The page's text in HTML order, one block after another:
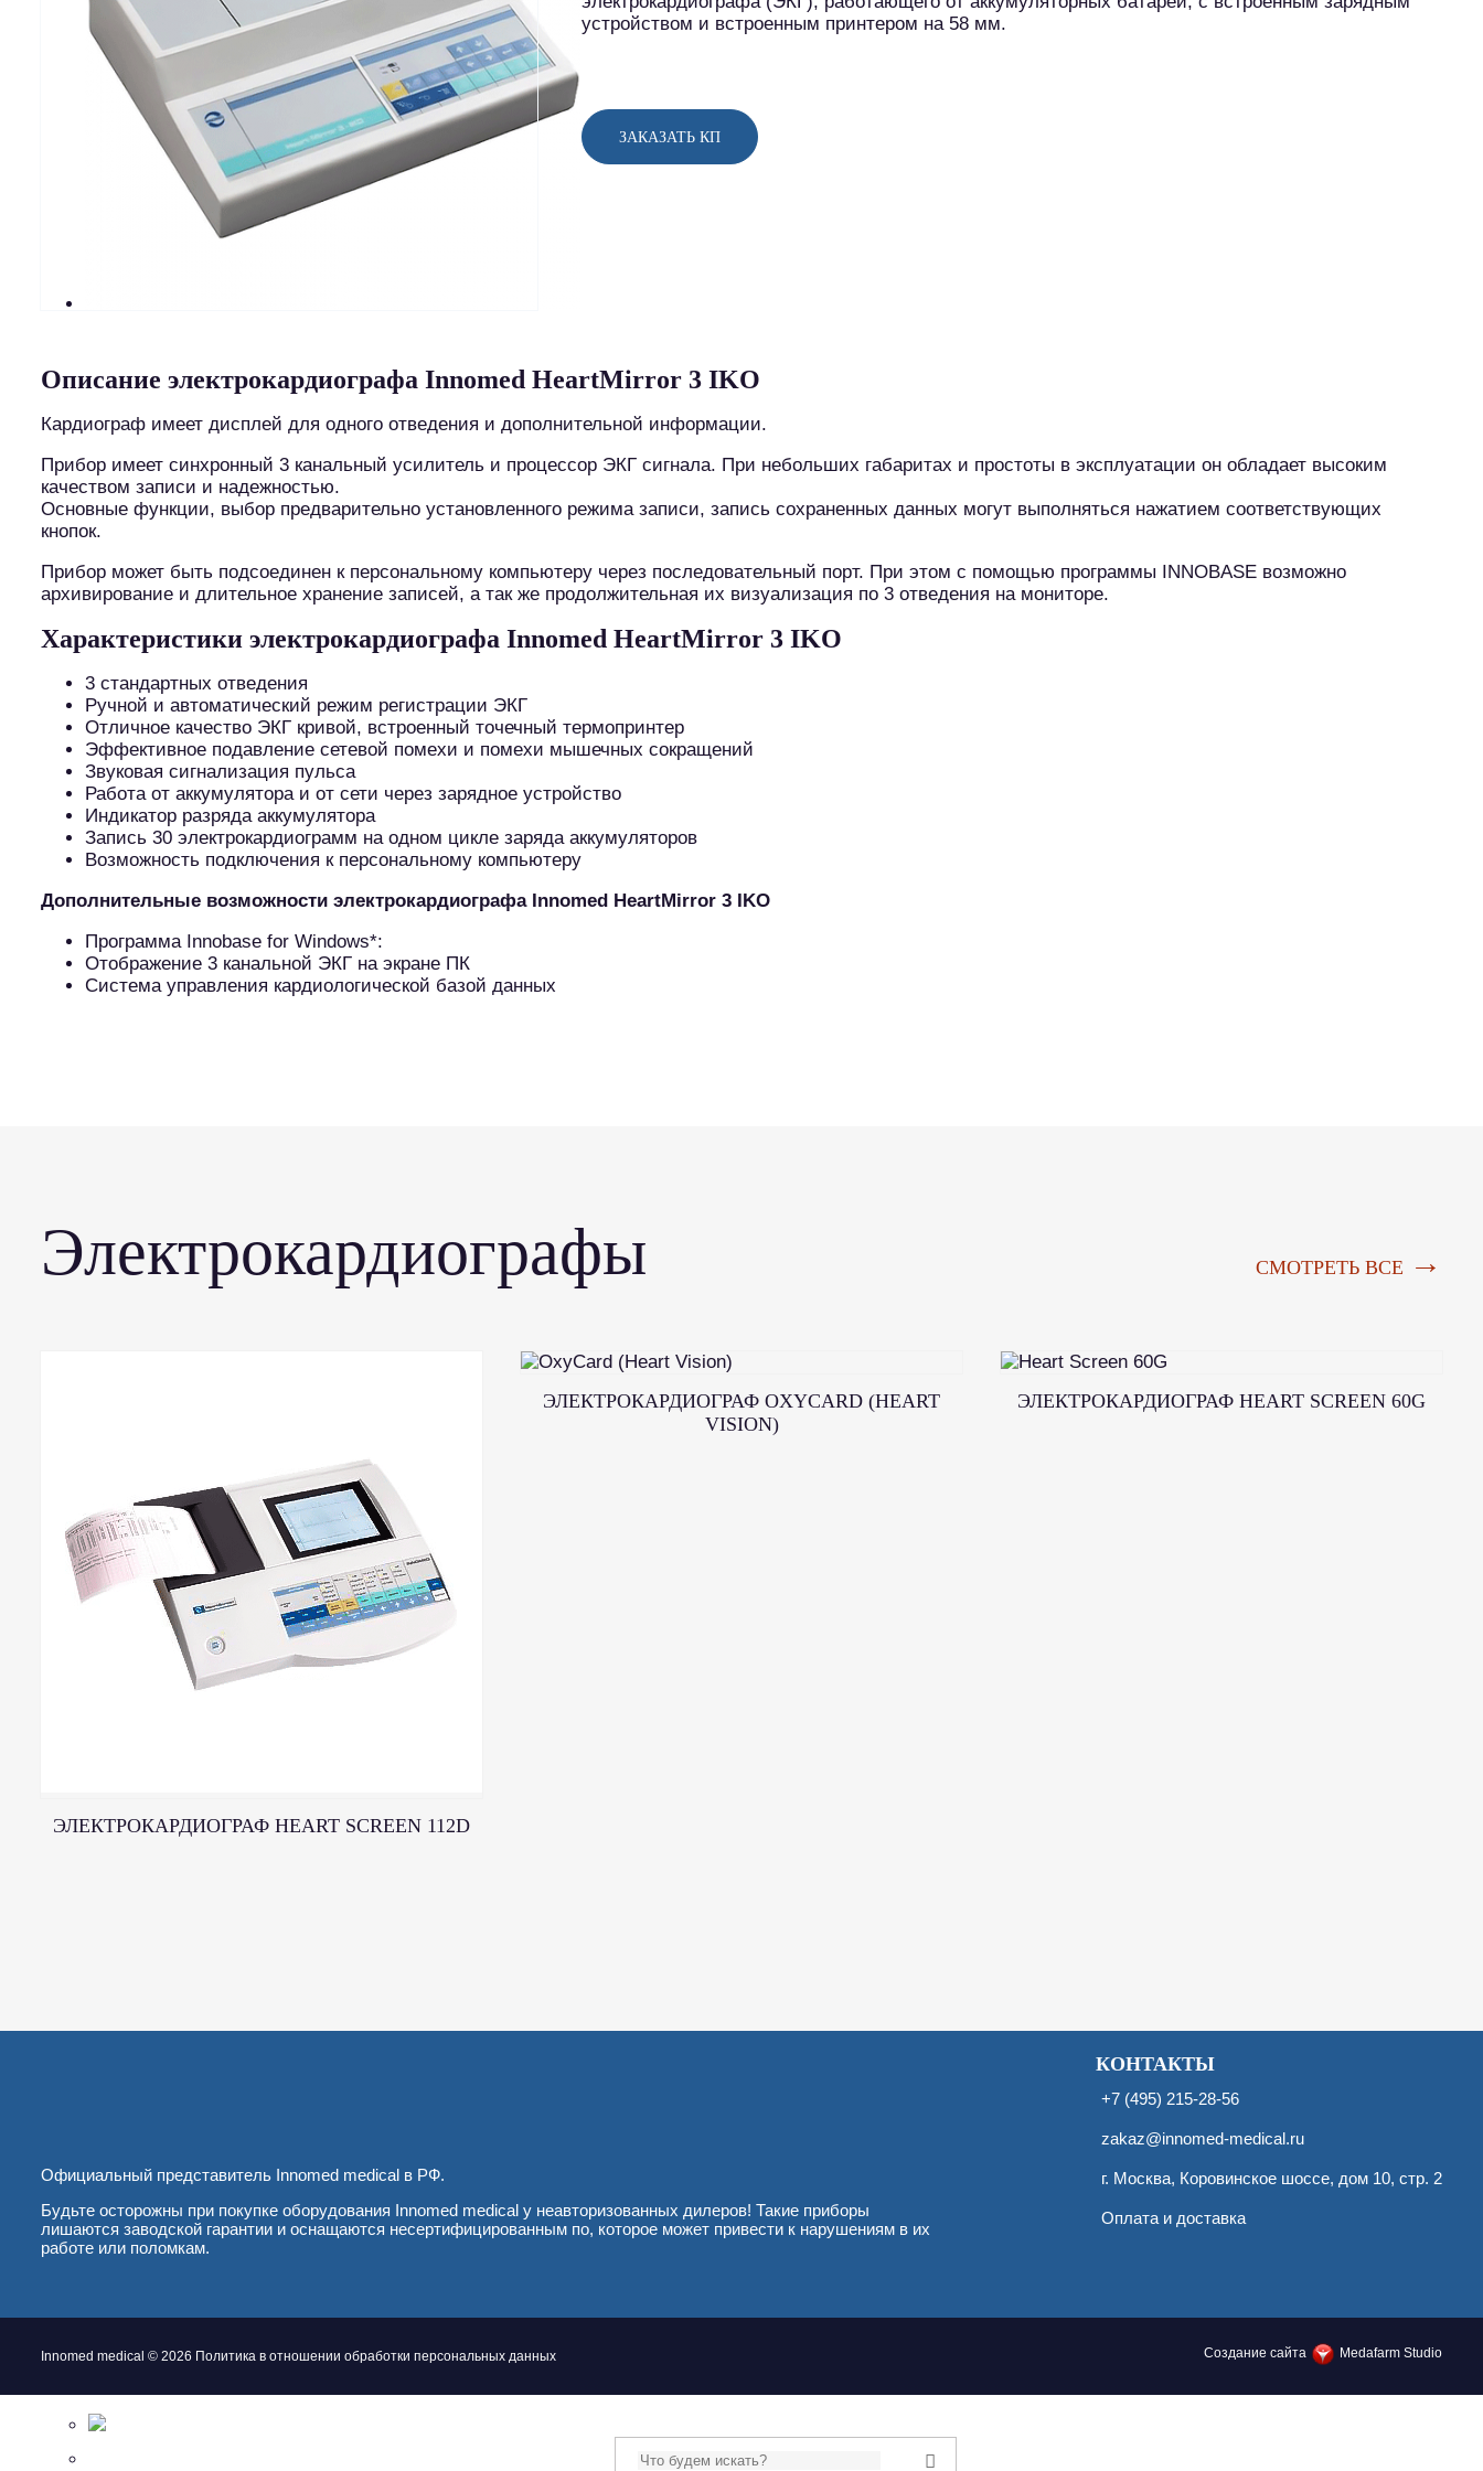
устройством и встроенным принтером на 58 мм.
ЗАКАЗАТЬ КП
Описание электрокардиографа Innomed HeartMirror 3 IKO
Кардиограф имеет дисплей для одного отведения и дополнительной информации.
Прибор имеет синхронный 3 канальный усилитель и процессор ЭКГ сигнала. При небольших габаритах и простоты в эксплуатации он обладает высоким
качеством записи и надежностью.
Основные функции, выбор предварительно установленного режима записи, запись сохраненных данных могут выполняться нажатием соответствующих
кнопок.
Прибор может быть подсоединен к персональному компьютеру через последовательный порт. При этом с помощью программы INNOBASE возможно
архивирование и длительное хранение записей, а так же продолжительная их визуализация по 3 отведения на мониторе.
Характеристики электрокардиографа Innomed HeartMirror 3 IKO
3 стандартных отведения
Ручной и автоматический режим регистрации ЭКГ
Отличное качество ЭКГ кривой, встроенный точечный термопринтер
Эффективное подавление сетевой помехи и помехи мышечных сокращений
Звуковая сигнализация пульса
Работа от аккумулятора и от сети через зарядное устройство
Индикатор разряда аккумулятора
Запись 30 электрокардиограмм на одном цикле заряда аккумуляторов
Возможность подключения к персональному компьютеру
Дополнительные возможности электрокардиографа Innomed HeartMirror 3 IKO
Программа Innobase for Windows*:
Отображение 3 канальной ЭКГ на экране ПК
Система управления кардиологической базой данных
Электрокардиографы СМОТРЕТЬ ВСЕ →
ЭЛЕКТРОКАРДИОГРАФ HEART SCREEN 112D
ЭЛЕКТРОКАРДИОГРАФ OXYCARD (HEART
VISION)
ЭЛЕКТРОКАРДИОГРАФ HEART SCREEN 60G
Официальный представитель Innomed medical в РФ.
Будьте осторожны при покупке оборудования Innomed medical у неавторизованных дилеров! Такие приборы
лишаются заводской гарантии и оснащаются несертифицированным по, которое может привести к нарушениям в их
работе или поломкам.
КОНТАКТЫ
+7 (495) 215-28-56
zakaz@innomed-medical.ru
г. Москва, Коровинское шоссе, дом 10, стр. 2
Оплата и доставка
Innomed medical © 2026 Политика в отношении обработки персональных данных Создание сайта Medafarm Studio
Поиск